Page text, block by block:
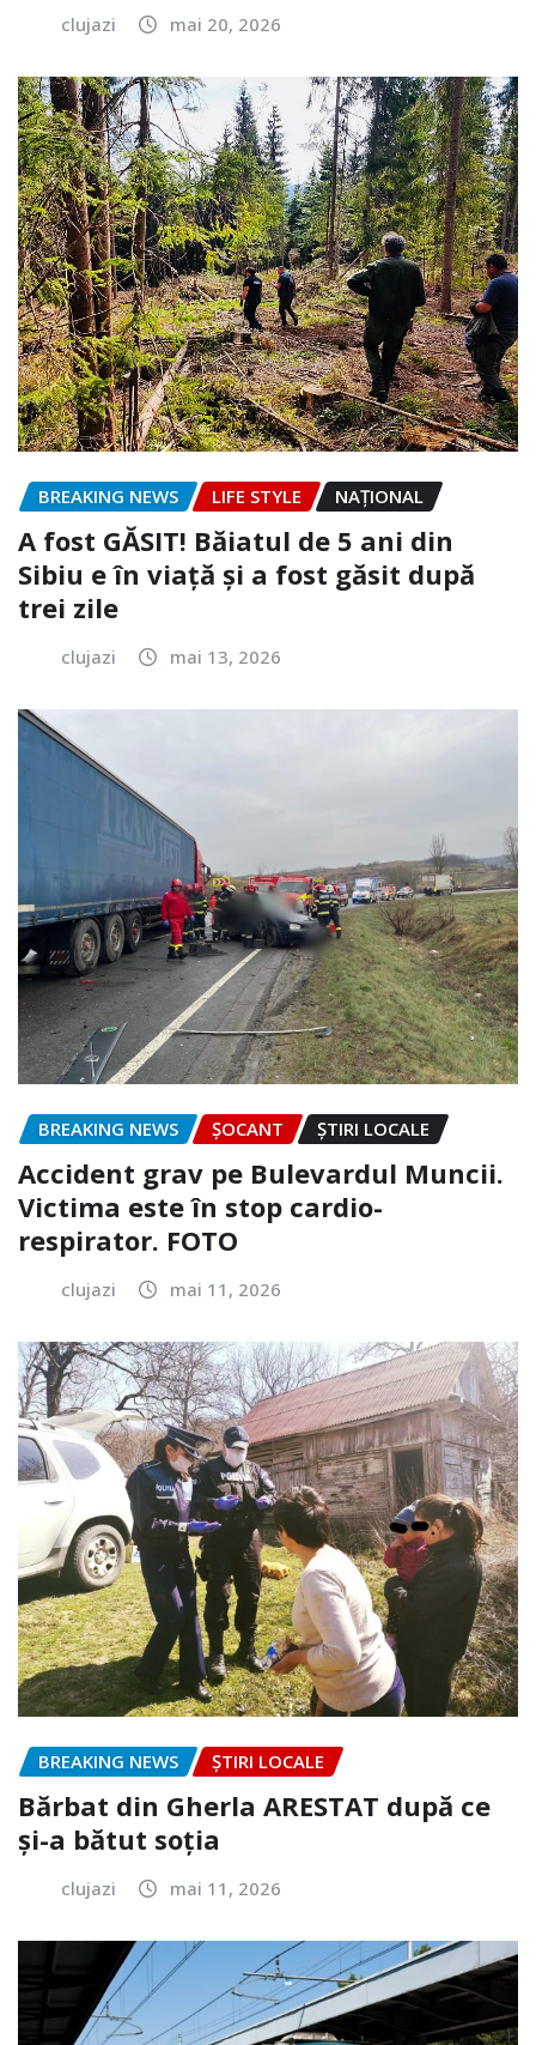
clujazi mai 20, 2026
BREAKING NEWS LIFE STYLE NAŢIONAL
A fost GĂSIT! Băiatul de 5 ani din
Sibiu e în viață și a fost găsit după
trei zile
clujazi mai 13, 2026
BREAKING NEWS ȘOCANT ȘTIRI LOCALE
Accident grav pe Bulevardul Muncii.
Victima este în stop cardio-
respirator. FOTO
clujazi mai 11, 2026
BREAKING NEWS ȘTIRI LOCALE
Bărbat din Gherla ARESTAT după ce
și-a bătut soția
clujazi mai 11, 2026